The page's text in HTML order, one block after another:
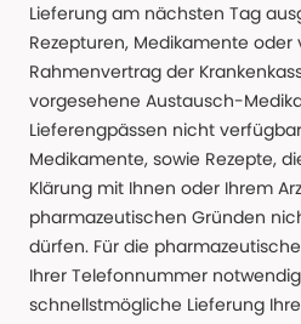
Lieferung am nächsten Tag
Rezepturen, Medikamente oder
Rahmenvertrag der
vorgesehene Austausch-
Lieferengpässen nicht
Medikamente, sowie Rezepte,
Klärung mit Ihnen oder Ihrem
pharmazeutischen Gründen
dürfen. Für die
Ihrer Telefonnummer
schnellstmögliche Lieferung